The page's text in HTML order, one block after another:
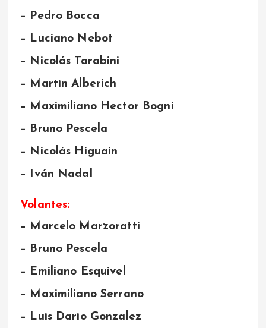
– Pedro Bocca
– Luciano Nebot
– Nicolás Tarabini
– Martín Alberich
– Maximiliano Hector Bogni
– Bruno Pescela
– Nicolás Higuain
– Iván Nadal
Volantes:
– Marcelo Marzoratti
– Bruno Pescela
– Emiliano Esquivel
– Maximiliano Serrano
– Luís Darío Gonzalez